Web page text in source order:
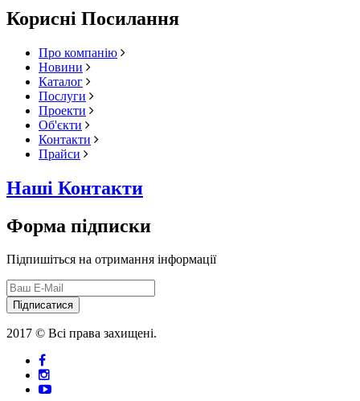
Корисні Посилання
Про компанію
Новини
Каталог
Послуги
Проекти
Об'єкти
Контакти
Прайси
Наші Контакти
Форма підписки
Підпишіться на отримання інформації
Підписатися
2017 © Всі права захищені.